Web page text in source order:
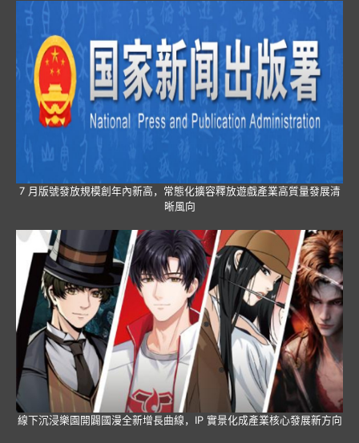
7 月版號發放規模創年內新高，常態化擴容釋放遊戲產業高質量發展清
晰風向
線下沉浸樂園開闢國漫全新增長曲線，IP 實景化成產業核心發展新方向